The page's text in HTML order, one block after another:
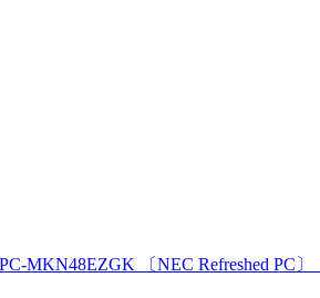
MKN48EZGK 〔NEC Refreshed PC